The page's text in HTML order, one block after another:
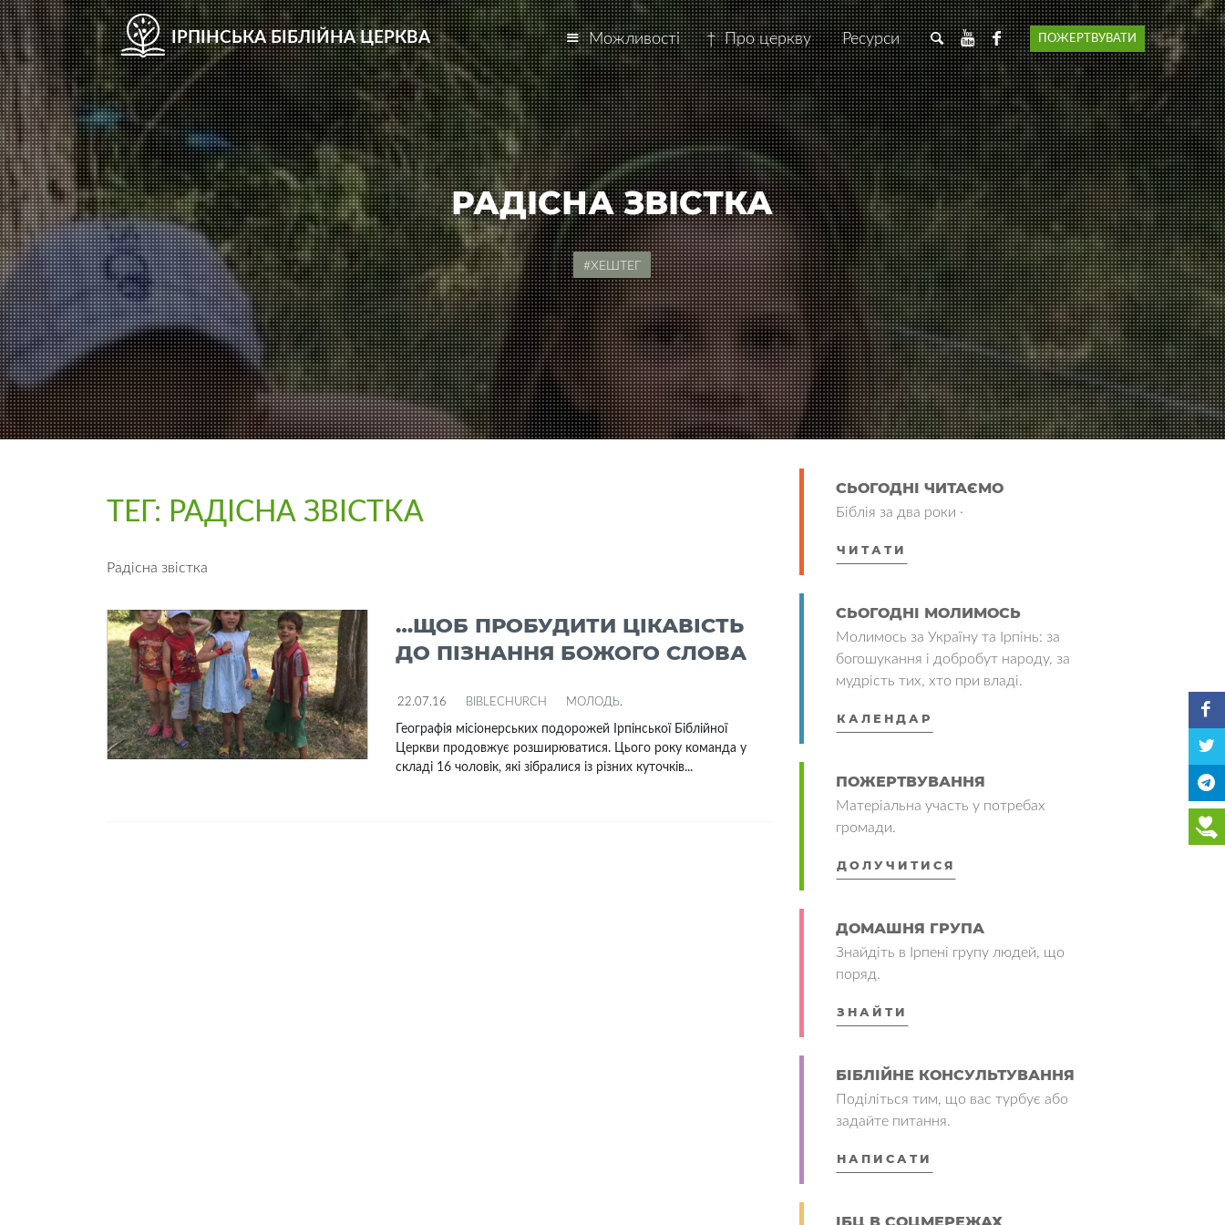
ІРПІНСЬКА БІБЛІЙНА ЦЕРКВА ПОЖЕРТВУВАТИ
Можливості † Про церкву Ресурси
РАДІСНА ЗВІСТКА
#ХЕШТЕГ
ТЕГ: РАДІСНА ЗВІСТКА
Радісна звістка
…ЩОБ ПРОБУДИТИ ЦІКАВІСТЬ
ДО ПІЗНАННЯ БОЖОГО СЛОВА
22.07.16 BIBLECHURCH МОЛОДЬ.
Географія місіонерських подорожей Ірпінської Біблійної
Церкви продовжує розширюватися. Цього року команда у
складі 16 чоловік, які зібралися із різних куточків...
СЬОГОДНІ ЧИТАЄМО
Біблія за два роки ·
ЧИТАТИ
СЬОГОДНІ МОЛИМОСЬ
Молимось за Україну та Ірпінь: за
богошукання і добробут народу, за
мудрість тих, хто при владі.
КАЛЕНДАР
ПОЖЕРТВУВАННЯ
Матеріальна участь у потребах
громади.
ДОЛУЧИТИСЯ
ДОМАШНЯ ГРУПА
Знайдіть в Ірпені групу людей, що
поряд.
ЗНАЙТИ
БІБЛІЙНЕ КОНСУЛЬТУВАННЯ
Поділіться тим, що вас турбує або
задайте питання.
НАПИСАТИ